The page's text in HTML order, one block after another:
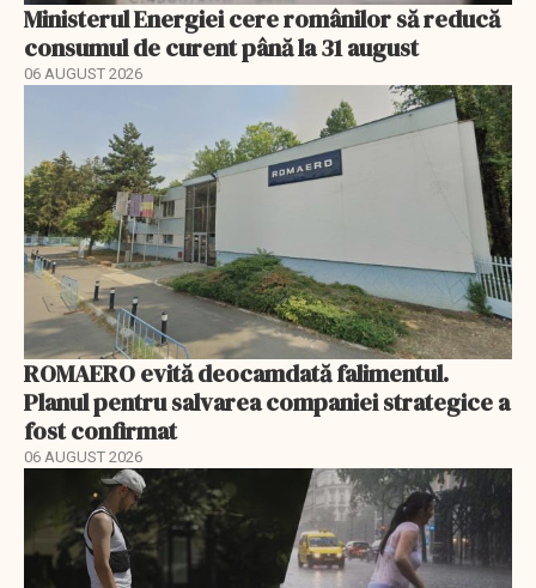
Ministerul Energiei cere românilor să reducă
consumul de curent până la 31 august
06 AUGUST 2026
ROMAERO evită deocamdată falimentul.
Planul pentru salvarea companiei strategice a
fost confirmat
06 AUGUST 2026